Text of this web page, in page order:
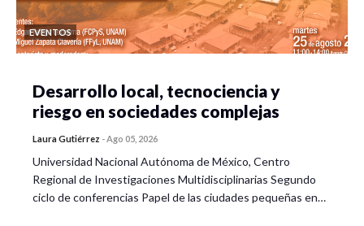
EVENTOS
Desarrollo local, tecnociencia y
riesgo en sociedades complejas
Laura Gutiérrez -Ago 05, 2026
Universidad Nacional Autónoma de México, Centro
Regional de Investigaciones Multidisciplinarias Segundo
ciclo de conferencias Papel de las ciudades pequeñas en…